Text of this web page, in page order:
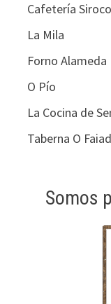
Cafetería Siroco
La Mila
Forno Alameda
O Pío
La Cocina de
Taberna O
Somos